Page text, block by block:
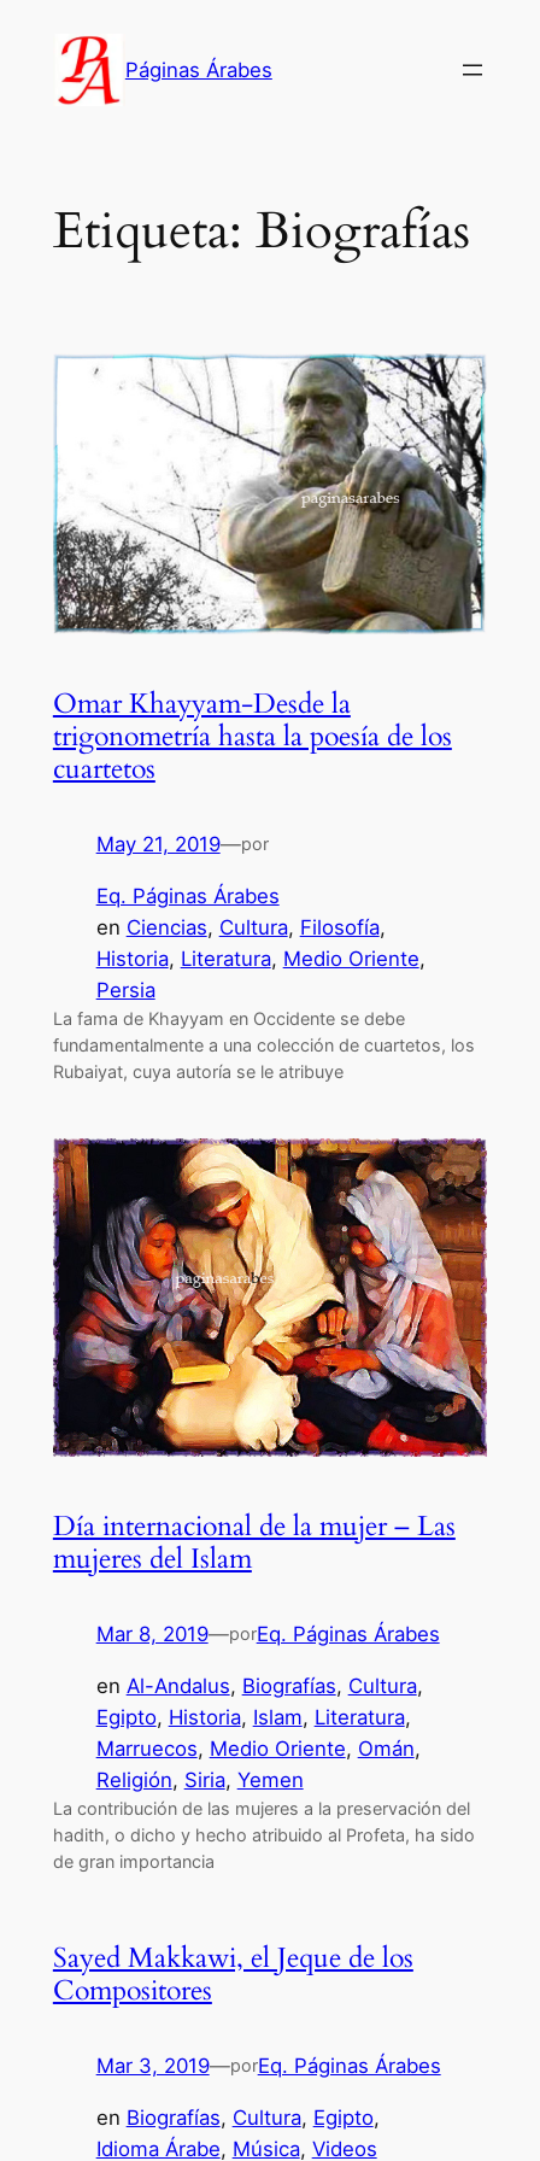
contenido
Páginas Árabes
Etiqueta: Biografías
Omar Khayyam-Desde la
trigonometría hasta la poesía de los
cuartetos
May 21, 2019—por
Eq. Páginas Árabes
en Ciencias, Cultura, Filosofía
Historia, Literatura, Medio Oriente
Persia
La fama de Khayyam en Occidente se debe
fundamentalmente a una colección de cuartetos, los
Rubaiyat, cuya autoría se le atribuye
Día internacional de la mujer – Las
mujeres del Islam
Mar 8, 2019—porEq. Páginas Árabes
en Al-Andalus, Biografías, Cultura
Egipto, Historia, Islam, Literatura
Marruecos, Medio Oriente, Omán
Religión, Siria, Yemen
La contribución de las mujeres a la preservación del
hadith, o dicho y hecho atribuido al Profeta, ha sido
de gran importancia
Sayed Makkawi, el Jeque de los
Compositores
Mar 3, 2019—porEq. Páginas Árabes
en Biografías, Cultura, Egipto
Idioma Árabe, Música, Videos